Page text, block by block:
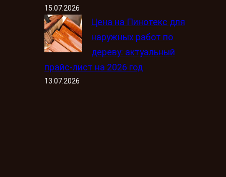
15.07.2026
Цена на Пинотекс для
наружных работ по
дереву: актуальный
прайс-лист на 2026 год
13.07.2026